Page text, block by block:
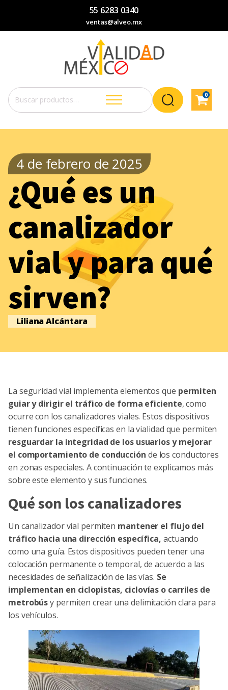
55 6283 0340
ventas@alveo.mx
Buscar
por:
0
4 de febrero de 2025
¿Qué es un
canalizador
vial y para qué
sirven?
Liliana Alcántara
La seguridad vial implementa elementos que permiten
guiar y dirigir el tráfico de forma eficiente, como
ocurre con los canalizadores viales. Estos dispositivos
tienen funciones específicas en la vialidad que permiten
resguardar la integridad de los usuarios y mejorar
el comportamiento de conducción de los conductores
en zonas especiales. A continuación te explicamos más
sobre este elemento y sus funciones.
Qué son los canalizadores
Un canalizador vial permiten mantener el flujo del
tráfico hacia una dirección específica, actuando
como una guía. Estos dispositivos pueden tener una
colocación permanente o temporal, de acuerdo a las
necesidades de señalización de las vías. Se
implementan en ciclopistas, ciclovías o carriles de
metrobúsy permiten crear una delimitación clara para
los vehículos.